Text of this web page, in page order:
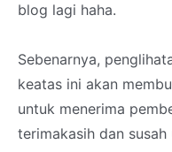
blog lagi haha.
Sebenarnya,
keatas ini akan
untuk menerima
terimakasih dan